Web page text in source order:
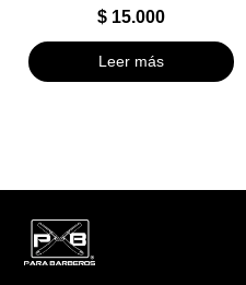
$15.000
Leer más